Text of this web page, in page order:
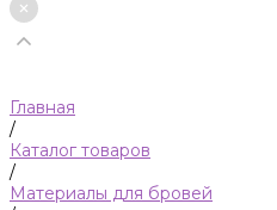
Главная
/
Каталог товаров
/
Материалы для бровей